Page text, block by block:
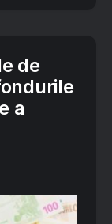
de
a